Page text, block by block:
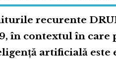
recurente
în contextul în care
artificială este